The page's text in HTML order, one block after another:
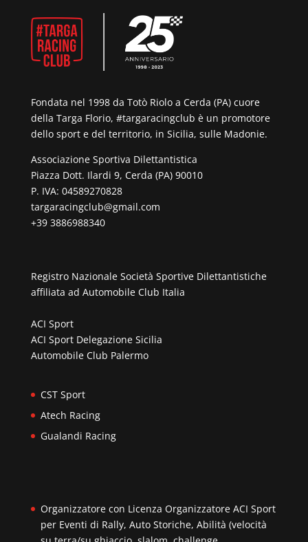
Fondata nel 1998 da Totò Riolo a Cerda (PA) cuore
della Targa Florio, #targaracingclub è un promotore
dello sport e del territorio, in Sicilia, sulle Madonie.
Associazione Sportiva Dilettantistica
Piazza Dott. Ilardi 9, Cerda (PA) 90010
P. IVA: 04589270828
targaracingclub@gmail.com
+39 3886988340
Registro Nazionale Società Sportive Dilettantistiche
affiliata ad Automobile Club Italia
ACI Sport
ACI Sport Delegazione Sicilia
Automobile Club Palermo
CST Sport
Atech Racing
Gualandi Racing
Organizzatore con Licenza Organizzatore ACI Sport
per Eventi di Rally, Auto Storiche, Abilità (velocità